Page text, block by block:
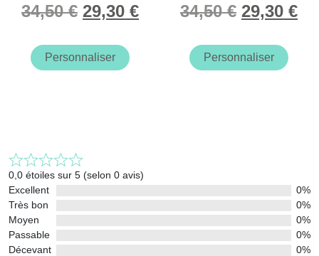
34,50€ Le
initial
était :
29,30 €Le
Personnaliser
34,50€ Le
initial
était :
29,30 €Le
Personnaliser
0,0 étoiles sur 5 (selon 0 avis)
Excellent
0%
Très bon
0%
Moyen
0%
Passable
0%
Décevant
0%